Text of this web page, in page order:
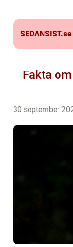
SEDANSIST.se
Fakta
30 september